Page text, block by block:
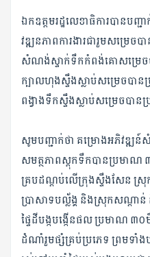
ឯកឧត្តមរដ្ឋលេខាធិការបានប
វឌ្ឍនភាពការងារជារួមសម្រេច
សំណង់ស្ទាក់ទឹកកំពង់គោសម្រេចបា
ក្បាលហុងស្ទឹងស្លាប់សម្រេចបាន
ពង្វាងទឹកស្ទឹងស្លាប់សម្រេចបា
សូមបញ្ជាក់ថា គម្រោងអភិវឌ្ឍ
សមត្ថភាពស្ដុកទឹកបានប្រមាណ
គ្របដណ្ដប់លើក្រុងស្ទឹងសែន ស្
ប្រាសាទបល្ល័ង្គ និងស្រុកសណ្ត
ផ្ទៃដីបង្កបង្កើនផល ប្រមាណ
ដំណាំរួមផ្សំគ្រប់ប្រភេទ ព្រមទាំង